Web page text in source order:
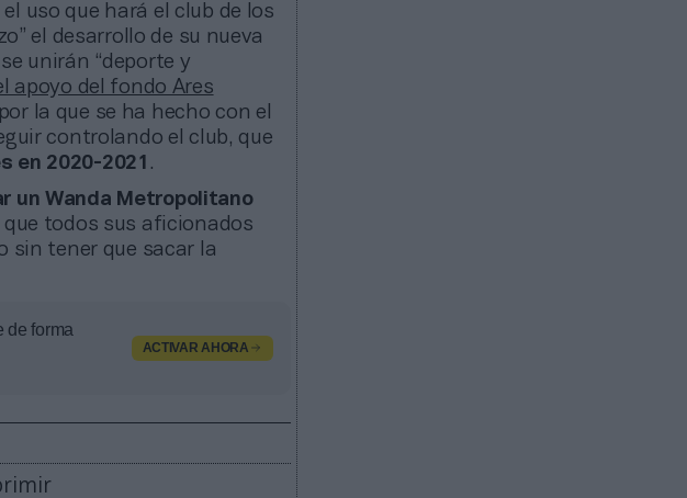
uso que hará el club de los
el desarrollo de su nueva
unirán “deporte y
apoyo del fondo Ares
la que se ha hecho con el
controlando el club, que
en 2020-2021 .
un Wanda Metropolitano
todos sus aficionados
sin tener que sacar la
de forma
ACTIVAR AHORA